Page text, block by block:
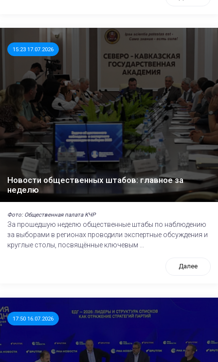
15:23 17.07.2026
Новости общественных штабов: главное за
неделю
Фото: Общественная палата КЧР
За прошедшую неделю общественные штабы по наблюдению
за выборами в регионах проводили экспертные обсуждения и
круглые столы, посвящённые ключевым ...
Далее
17:50 16.07.2026